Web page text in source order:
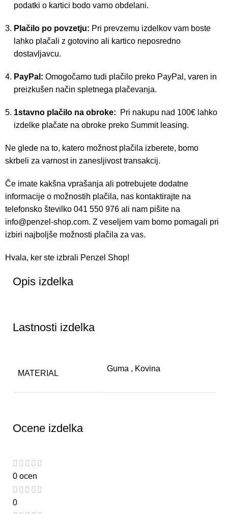
podatki o kartici bodo varno obdelani.
Plačilo po povzetju: Pri prevzemu izdelkov vam boste
lahko plačali z gotovino ali kartico neposredno
dostavljavcu.
PayPal: Omogočamo tudi plačilo preko PayPal, varen in
preizkušen način spletnega plačevanja.
1stavno plačilo na obroke:
Pri nakupu nad 100€ lahko
izdelke plačate na obroke preko Summit leasing.
Ne glede na to, katero možnost plačila izberete, bomo
skrbeli za varnost in zanesljivost transakcij.
Če imate kakšna vprašanja ali potrebujete dodatne
informacije o možnostih plačila, nas kontaktirajte na
telefonsko številko 041 550 976 ali nam pišite na
info@penzel-shop.com. Z veseljem vam bomo pomagali pri
izbiri najboljše možnosti plačila za vas.
Hvala, ker ste izbrali Penzel Shop!
Opis izdelka
Lastnosti izdelka
MATERIAL
Guma , Kovina
Ocene izdelka
0 ocen
0